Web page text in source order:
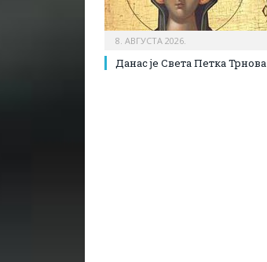
8. АВГУСТА 2026.
Данас је Света Петка Трнова